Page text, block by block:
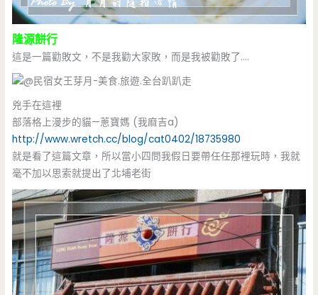
隆源餅行
這是一篇勸敗文，不是我勸大家敗，而是我被勸敗了….
兇手在這裡
部落格上漫步的貓—蔥寶媽 (我麻吉a)
http://www.wretch.cc/blog/cat0402/18735980
就是看了這篇文章，所以當小四問我假日要帶任任那裡玩時，我就
毫不加以思索就提出了北埔老街